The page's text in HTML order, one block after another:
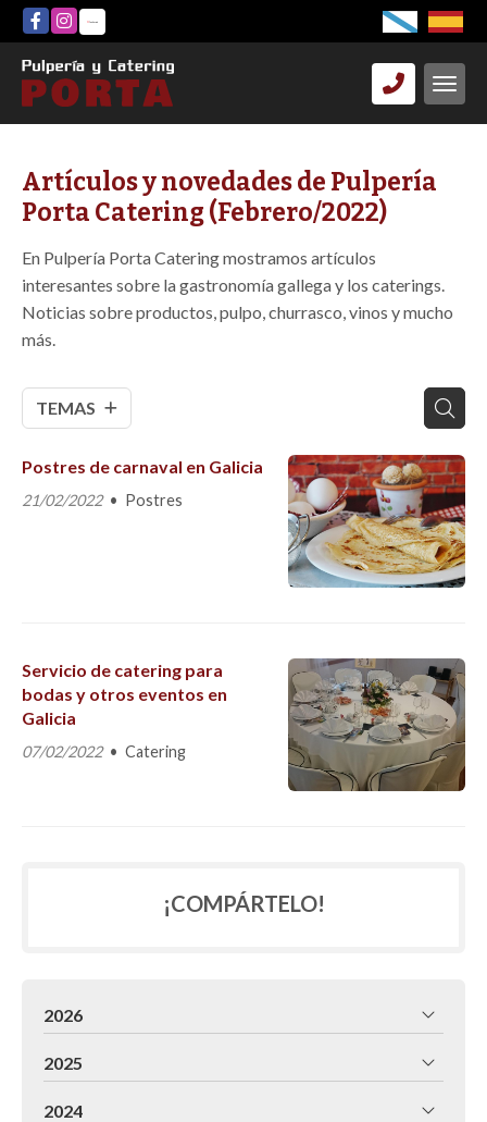
Artículos y novedades de Pulpería
Porta Catering (Febrero/2022)
En Pulpería Porta Catering mostramos artículos
interesantes sobre la gastronomía gallega y los caterings.
Noticias sobre productos, pulpo, churrasco, vinos y mucho
más.
TEMAS
Postres de carnaval en Galicia
21/02/2022 Postres
Servicio de catering para
bodas y otros eventos en
Galicia
07/02/2022 Catering
¡COMPÁRTELO!
2026
2025
2024